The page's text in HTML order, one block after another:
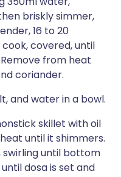
briskly simmer,
16 to 20
covered, until
from heat
coriander.
and water in a bowl.
skillet with oil
until it shimmers.
swirling until bottom
dosa is set and